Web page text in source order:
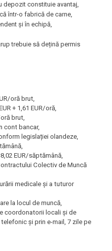
depozit constituie avantaj,
într-o fabrică de carne,
și în echipă,
trebuie să dețină permis
oră brut,
+ 1,61 EUR/oră,
brut,
cont bancar,
legislației olandeze,
EUR/săptămână,
Colectiv de Muncă
medicale și a tuturor
la locul de muncă,
coordonatorii locali și de
și prin e-mail, 7 zile pe